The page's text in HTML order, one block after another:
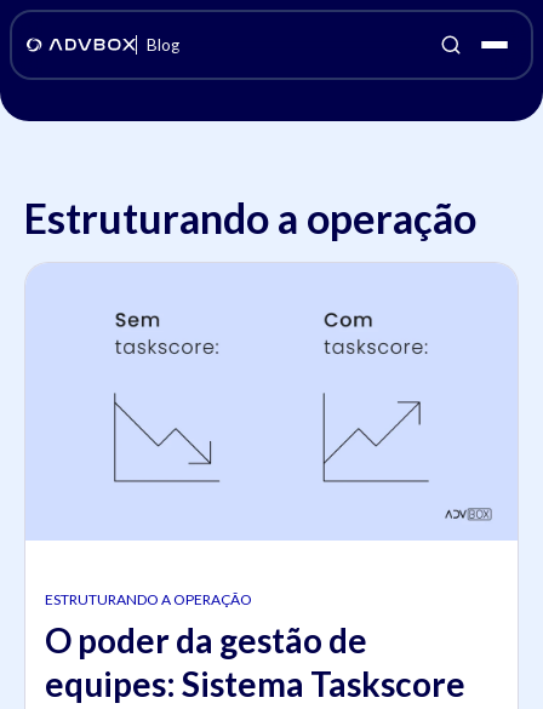
Blog
Estruturando a operação
ESTRUTURANDO A OPERAÇÃO
O poder da gestão de
equipes: Sistema Taskscore